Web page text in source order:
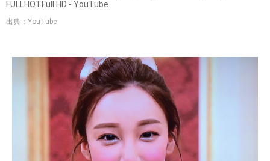
FULLHOTFull HD - YouTube
出典：YouTube